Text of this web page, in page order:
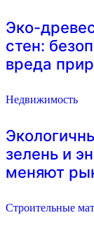
Эко-
стен:
вреда
Недвижимость
зелень и
меняют
Строительные